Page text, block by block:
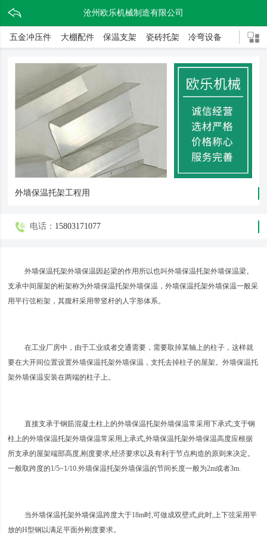
沧州欧乐机械制造有限公司
五金冲压件 大棚配件 保温支架 瓷砖托架 冷弯设备
外墙保温托架工程用
电话： 15803171077
外墙保温托架外墙保温因起梁的作用所以也叫外墙保温托架外墙保温梁。
支承中间屋架的桁架称为外墙保温托架外墙保温，外墙保温托架外墙保温一般采
用平行弦桁架，其腹杆采用带竖杆的人字形体系。
在工业厂房中，由于工业或者交通需要，需要取掉某轴上的柱子，这样就
要在大开间位置设置外墙保温托架外墙保温，支托去掉柱子的屋架。外墙保温托
架外墙保温安装在两端的柱子上。
直接支承于钢筋混凝土柱上的外墙保温托架外墙保温常采用下承式;支于钢
柱上的外墙保温托架外墙保温常采用上承式,外墙保温托架外墙保温高度应根据
所支承的屋架端部高度,刚度要求,经济要求以及有利于节点构造的原则来决定。
一般取跨度的1/5~1/10.外墙保温托架外墙保温的节间长度一般为2m或者3m.
当外墙保温托架外墙保温跨度大于18m时,可做成双壁式,此时,上下弦采用平
放的H型钢以满足平面外刚度要求。